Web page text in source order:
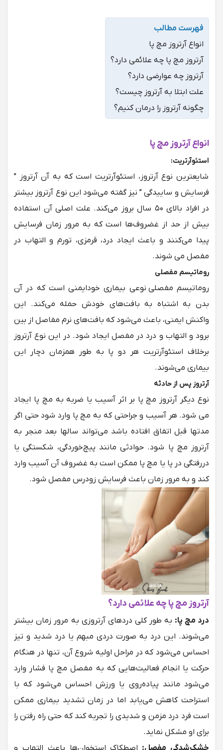
فهرست مطالب
انواع آرتروز مچ پا
آرتروز مچ پا چه علائمی دارد؟
آرتروز چه عوارضی دارد؟
علت ابتلا به آرتروز چیست؟
چگونه آرتروز را درمان کنیم؟
انواع آرتروز مچ پا
استئوآرتریت:
شایعترین نوع آرتروز، استئوآرتریت است که به آن آرتروز ”
فرسایش و ساییدگی ” نیز گفته می‌شود این نوع آرتروز بیشتر
در افراد بالای ۵۰ سال بروز می‌کند. علت اصلی آن استفاده
بیش از حد از غضروف‌ها است که به مرور زمان فرسایش
پیدا می‌کنند و باعث ایجاد درد، قرمزی، تورم و التهاب در
مفصل می شوند.
روماتیسم مفصلی
روماتیسم مفصلی نوعی بیماری خودایمنی است که در آن
بدن به اشتباه به بافت‌های خودش حمله می‌کند. این
واکنش ایمنی، باعث می‌شود که بافت‌های نرم مفاصل از بین
برود و التهاب و درد در مفصل ایجاد شود. در این نوع آرتروز
برخلاف استئوآرتریت هر دو پا به طور همزمان دچار این
بیماری می‌شوند.
آرتروز پس از حادثه
نوع دیگر آرتروز مچ پا بر اثر آسیب یا ضربه به مچ پا ایجاد
می شود. هر آسیب و جراحتی که به مچ پا وارد شود حتی اگر
مدتها قبل اتفاق افتاده باشد می‌تواند سالها بعد منجر به
آرتروز مچ پا شود. حوادثی مانند پیچ‌خوردگی، شکستگی یا
دررفتگی در پا یا مچ پا ممکن است به غضروف آن آسیب وارد
کند و به مرور زمان باعث فرسایش زودرس مفصل شود.
آرتروز مچ پا چه علائمی دارد؟
درد مچ پا: به طور کلی دردهای آرتروزی به مرور زمان بیشتر
می‌شوند. این درد به صورت دردی مبهم یا درد شدید و تیز
احساس می‌شود که در مراحل اولیه شروع آن، تنها در هنگام
حرکت یا انجام فعالیت‌هایی که به مفصل مچ پا فشار وارد
می‌شود مانند پیاده‌روی یا ورزش احساس می‌شود که با
استراحت کاهش می‌یابد اما در زمان تشدید بیماری ممکن
است فرد درد مزمن و شدیدی را تجربه کند که حتی راه رفتن را
برای او مشکل نماید.
خشک‌شدگی مفصل: اصطکاک استخوان‌ها باعث التهاب و